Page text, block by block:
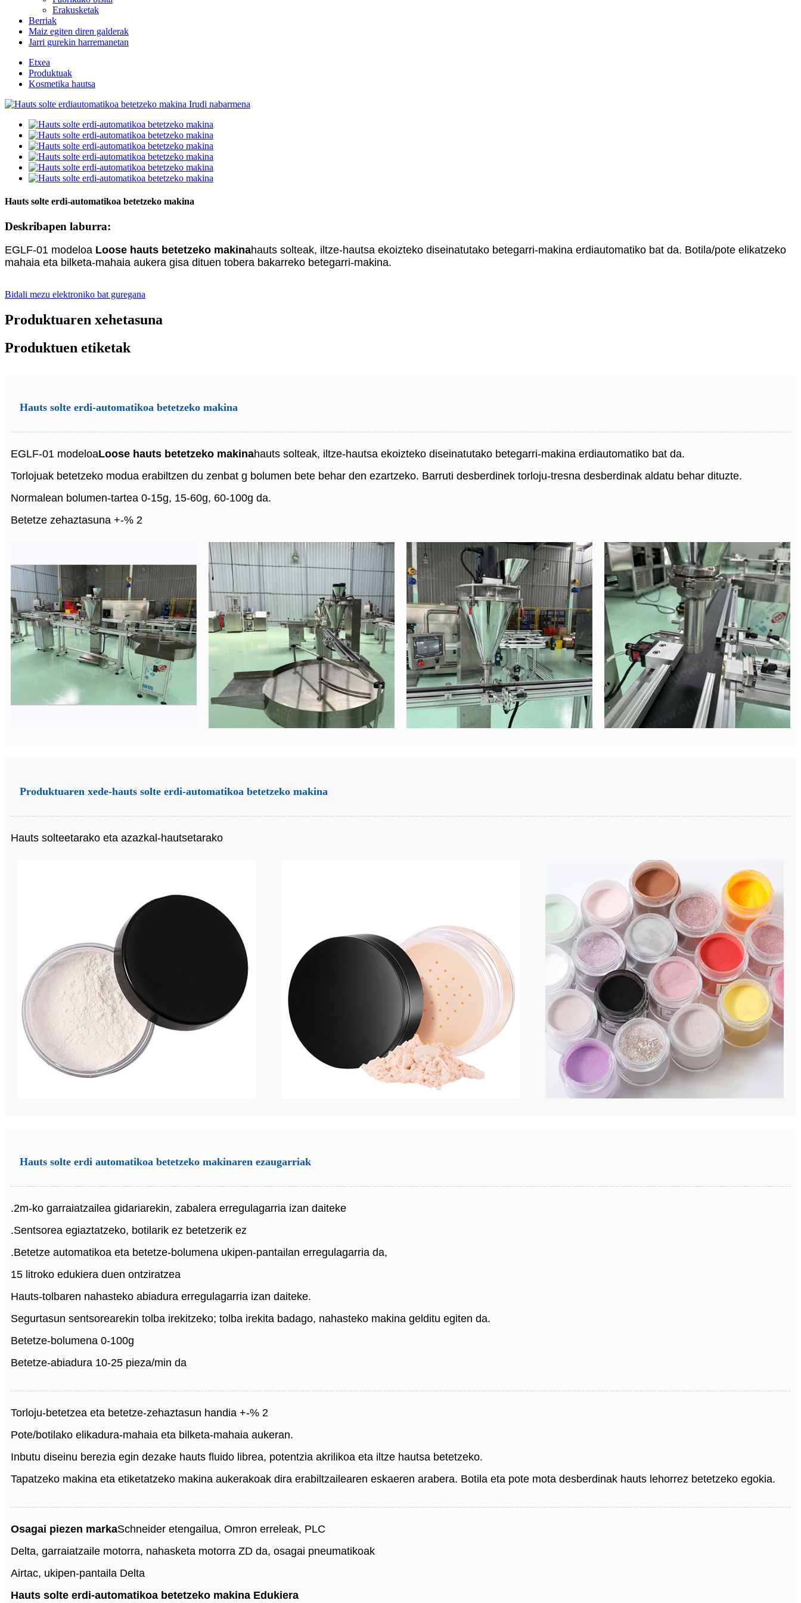
Erakusketak
Berriak
Maiz egiten diren galderak
Jarri gurekin harremanetan
Etxea
Produktuak
Kosmetika hautsa
Hauts solte erdi-automatikoa betetzeko makina
Deskribapen laburra:
EGLF-01 modeloa Loose hauts betetzeko makinahauts solteak, iltze-hautsa ekoizteko diseinatutako betegarri-makina erdiautomatiko bat da. Botila/pote elikatzeko
mahaia eta bilketa-mahaia aukera gisa dituen tobera bakarreko betegarri-makina.
Bidali mezu elektroniko bat guregana
Produktuaren xehetasuna
Produktuen etiketak
Hauts solte erdi-automatikoa betetzeko makina
EGLF-01 modeloaLoose hauts betetzeko makinahauts solteak, iltze-hautsa ekoizteko diseinatutako betegarri-makina erdiautomatiko bat da.
Torlojuak betetzeko modua erabiltzen du zenbat g bolumen bete behar den ezartzeko. Barruti desberdinek torloju-tresna desberdinak aldatu behar dituzte.
Normalean bolumen-tartea 0-15g, 15-60g, 60-100g da.
Betetze zehaztasuna +-% 2
Produktuaren xede-hauts solte erdi-automatikoa betetzeko makina
Hauts solteetarako eta azazkal-hautsetarako
Hauts solte erdi automatikoa betetzeko makinaren ezaugarriak
.2m-ko garraiatzailea gidariarekin, zabalera erregulagarria izan daiteke
.Sentsorea egiaztatzeko, botilarik ez betetzerik ez
.Betetze automatikoa eta betetze-bolumena ukipen-pantailan erregulagarria da,
15 litroko edukiera duen ontziratzea
Hauts-tolbaren nahasteko abiadura erregulagarria izan daiteke.
Segurtasun sentsorearekin tolba irekitzeko; tolba irekita badago, nahasteko makina gelditu egiten da.
Betetze-bolumena 0-100g
Betetze-abiadura 10-25 pieza/min da
Torloju-betetzea eta betetze-zehaztasun handia +-% 2
Pote/botilako elikadura-mahaia eta bilketa-mahaia aukeran.
Inbutu diseinu berezia egin dezake hauts fluido librea, potentzia akrilikoa eta iltze hautsa betetzeko.
Tapatzeko makina eta etiketatzeko makina aukerakoak dira erabiltzailearen eskaeren arabera. Botila eta pote mota desberdinak hauts lehorrez betetzeko egokia.
Osagai piezen markaSchneider etengailua, Omron erreleak, PLC
Delta, garraiatzaile motorra, nahasketa motorra ZD da, osagai pneumatikoak
Airtac, ukipen-pantaila Delta
Hauts solte erdi-automatikoa betetzeko makina Edukiera